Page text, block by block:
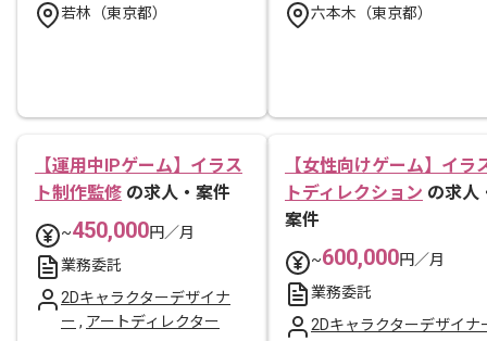
若林（東京都）
六本木（東京都）
【運用中IPゲーム】イラス
ト制作監修 の求人・案件
~450,000円／月
業務委託
2Dキャラクターデザイナ
ー , アートディレクター
【女性向けゲーム】イラ
トディレクション の求人
案件
~600,000円／月
業務委託
2Dキャラクターデザイナ